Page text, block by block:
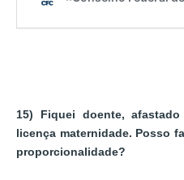
15) Fiquei doente,
licença maternidade. Posso
proporcionalidade?